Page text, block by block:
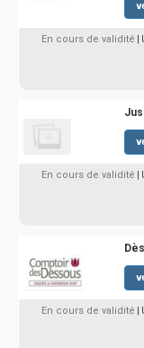
En cours de validité
En cours de validité
En cours de validité